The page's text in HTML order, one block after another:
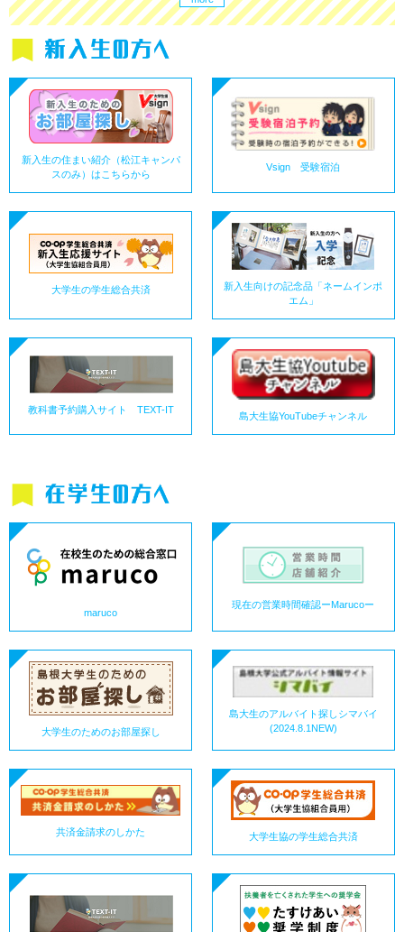
新入生の住まい紹介（松江キャンパ
スのみ）はこちらから
Vsign 受験宿泊
大学生の学生総合共済
新入生向けの記念品「ネームインポ
エム」
教科書予約購入サイト TEXT-IT
島大生協YouTubeチャンネル
maruco
現在の営業時間確認ーMarucoー
大学生のためのお部屋探し
島大生のアルバイト探しシマバイ
(2024.8.1NEW)
共済金請求のしかた 大学生協の学生総合共済